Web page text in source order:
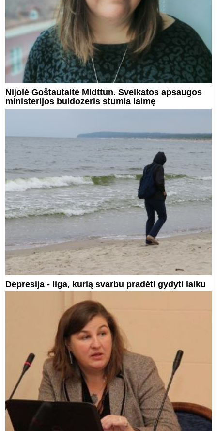
Nijolė Goštautaitė Midttun. Sveikatos apsaugos
ministerijos buldozeris stumia laimę
Depresija - liga, kurią svarbu pradėti gydyti laiku